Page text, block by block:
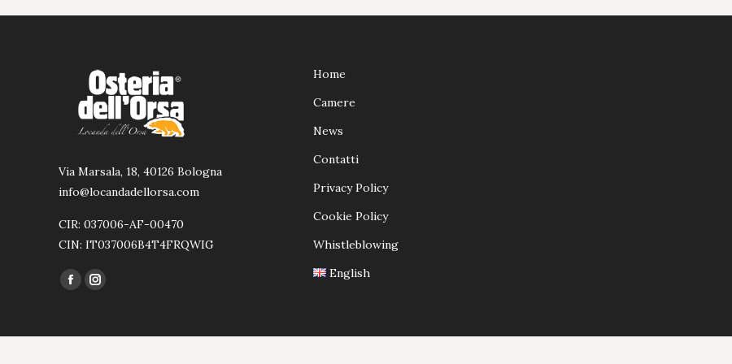
Via Marsala, 18, 40126 Bologna
info@locandadellorsa.com
CIR: 037006-AF-00470
CIN: IT037006B4T4FRQWIG
Ci puoi trovare su:
FacebookInstagram
Home
Camere
News
Contatti
Privacy Policy
Cookie Policy
Whistleblowing
English